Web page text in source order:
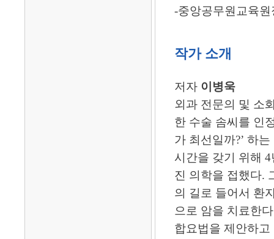
-중앙공무원교육
작가 소개
저자 이병욱
외과 전문의 및 소
한 수술 솜씨를 인
가 최선일까?’ 하
시간을 갖기 위해
진 의학을 접했다.
의 길로 들어서 환
으로 암을 치료한
합요법을 제안하고